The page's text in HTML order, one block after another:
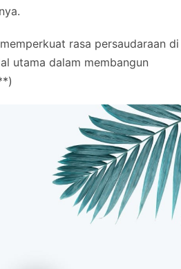
rasa persaudaraan di
utama dalam membangun